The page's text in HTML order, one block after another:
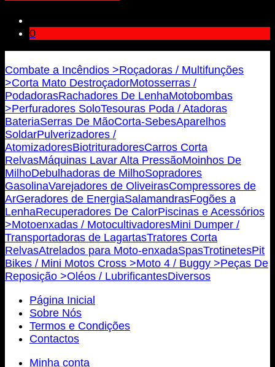
0
Combate a Incêndios >Roçadoras / Multifunções
>Corta Mato DestroçadorMotosserras /
PodadorasRachadores De LenhaMotobombas
>Perfuradores SoloTesouras Poda / Atadoras
BateriaSerras De MãoCorta-SebesAparelhos
SoldarPulverizadores /
AtomizadoresBiotrituradoresCarros Corta
RelvasMáquinas Lavar Alta PressãoMoinhos De
MilhoDebulhadoras de MilhoSopradores
GasolinaVarejadores de OliveirasCompressores de
ArGeradores de EnergiaSalamandrasFogões a
LenhaRecuperadores De CalorPiscinas e Acessórios
>Motoenxadas / MotocultivadoresMini Dumper /
Transportadoras de LagartasTratores Corta
RelvasAtrelados para Moto-enxadaSpasTrotinetesPit
Bikes / Mini Motos Cross >Moto 4 / Buggy >Peças De
Reposição >Oléos / LubrificantesDiversos
Página Inicial
Sobre Nós
Termos e Condições
Contactos
Minha conta